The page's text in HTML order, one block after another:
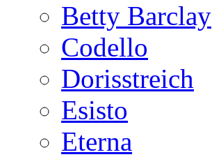
Betty Barclay
Codello
Dorisstreich
Esisto
Eterna